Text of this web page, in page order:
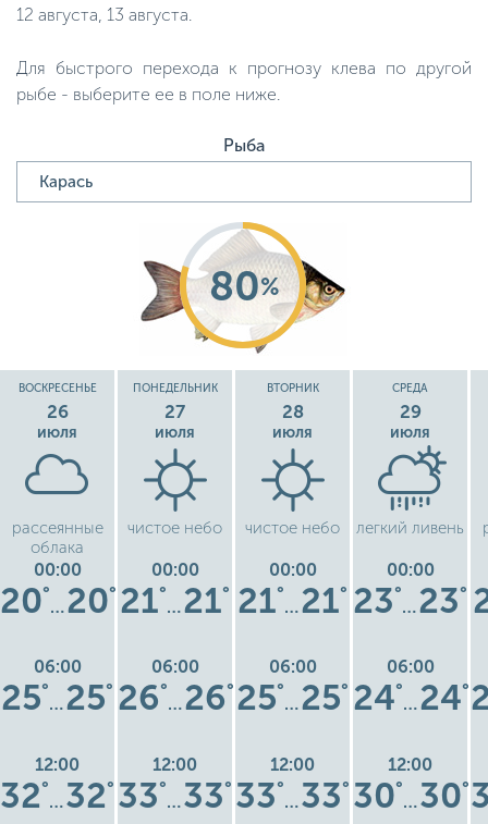
12 августа, 13 августа.
Для быстрого перехода к прогнозу клева по другой
рыбе - выберите ее в поле ниже.
Рыба
80%
ВОСКРЕСЕНЬЕ
26
июля
рассеянные
облака
00:00
20°
…20°
06:00
25°
…25°
12:00
32°
…32°
ПОНЕДЕЛЬНИК
27
июля
чистое небо
00:00
21°
…21°
06:00
26°
…26°
12:00
33°
…33°
ВТОРНИК
28
июля
чистое небо
00:00
21°
…21°
06:00
25°
…25°
12:00
33°
…33°
СРЕДА
29
июля
легкий ливень
00:00
23°
…23°
06:00
24°
…24°
12:00
30°
…30°